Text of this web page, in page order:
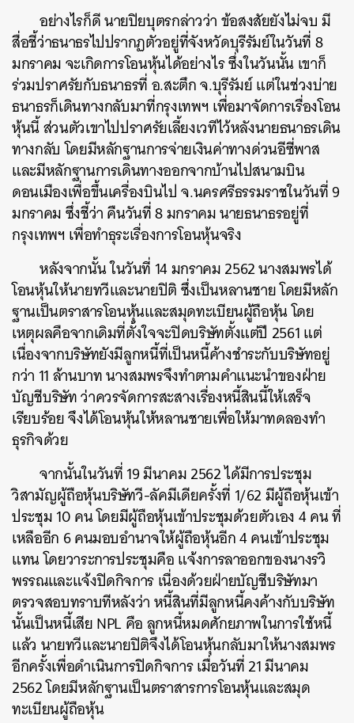
อย่างไรก็ดี นายปิยบุตรกล่าวว่า ข้อสงสัยยังไม่จบ มี
สื่อชี้ว่าธนาธรไปปรากฏตัวอยู่ที่จังหวัดบุรีรัมย์ในวันที่ 8
มกราคม จะเกิดการโอนหุ้นได้อย่างไร ซึ่งในวันนั้น เขาก็
ร่วมปราศรัยกับธนาธรที่ อ.สะตึก จ.บุรีรัมย์ แต่ในช่วงบ่าย
ธนาธรก็เดินทางกลับมาที่กรุงเทพฯ เพื่อมาจัดการเรื่องโอน
หุ้นนี้ ส่วนตัวเขาไปปราศรัยเลี้ยงเวทีไว้หลังนายธนาธรเดิน
ทางกลับ โดยมีหลักฐานการจ่ายเงินค่าทางด่วนอีซี่พาส
และมีหลักฐานการเดินทางออกจากบ้านไปสนามบิน
ดอนเมืองเพื่อขึ้นเครื่องบินไป จ.นครศรีธรรมราชในวันที่ 9
มกราคม ซึ่งชี้ว่า คืนวันที่ 8 มกราคม นายธนาธรอยู่ที่
กรุงเทพฯ เพื่อทำธุระเรื่องการโอนหุ้นจริง
หลังจากนั้น ในวันที่ 14 มกราคม 2562 นางสมพรได้
โอนหุ้นให้นายทวีและนายปิติ ซึ่งเป็นหลานชาย โดยมีหลัก
ฐานเป็นตราสารโอนหุ้นและสมุดทะเบียนผู้ถือหุ้น โดย
เหตุผลคือจากเดิมที่ตั้งใจจะปิดบริษัทตั้งแต่ปี 2561 แต่
เนื่องจากบริษัทยังมีลูกหนี้ที่เป็นหนี้ค้างชำระกับบริษัทอยู่
กว่า 11 ล้านบาท นางสมพรจึงทำตามคำแนะนำของฝ่าย
บัญชีบริษัท ว่าควรจัดการสะสางเรื่องหนี้สินนี้ให้เสร็จ
เรียบร้อย จึงได้โอนหุ้นให้หลานชายเพื่อให้มาทดลองทำ
ธุรกิจด้วย
จากนั้นในวันที่ 19 มีนาคม 2562 ได้มีการประชุม
วิสามัญผู้ถือหุ้นบริษัทวี-ลัคมีเดียครั้งที่ 1/62 มีผู้ถือหุ้นเข้า
ประชุม 10 คน โดยมีผู้ถือหุ้นเข้าประชุมด้วยตัวเอง 4 คน ที่
เหลืออีก 6 คนมอบอำนาจให้ผู้ถือหุ้นอีก 4 คนเข้าประชุม
แทน โดยวาระการประชุมคือ แจ้งการลาออกของนางรวิ
พรรณและแจ้งปิดกิจการ เนื่องด้วยฝ่ายบัญชีบริษัทมา
ตรวจสอบทราบทีหลังว่า หนี้สินที่มีลูกหนี้คงค้างกับบริษัท
นั้นเป็นหนี้เสีย NPL คือ ลูกหนี้หมดศักยภาพในการใช้หนี้
แล้ว นายทวีและนายปิติจึงได้โอนหุ้นกลับมาให้นางสมพร
อีกครั้งเพื่อดำเนินการปิดกิจการ เมื่อวันที่ 21 มีนาคม
2562 โดยมีหลักฐานเป็นตราสารการโอนหุ้นและสมุด
ทะเบียนผู้ถือหุ้น
ค้นหา
SHARE TWEET LINE EMAIL